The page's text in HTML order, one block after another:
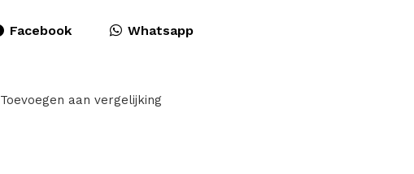
Facebook Whatsapp
Toevoegen aan vergelijking